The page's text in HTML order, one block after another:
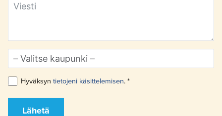
Hyväksyn tietojeni käsittelemisen. *
Lähetä